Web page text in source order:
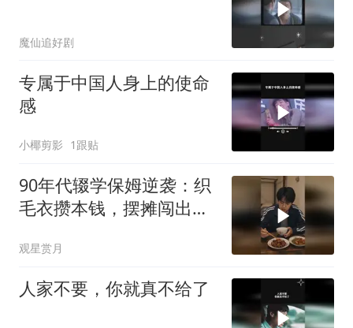
魔仙追好剧
专属于中国人身上的使命
感
小椰剪影 1跟贴
90年代辍学保姆逆袭：织
毛衣攒本钱，摆摊闯出致
观星赏月
人家不要，你就真不给了